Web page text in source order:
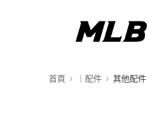
首頁 ｜配件 其他配件